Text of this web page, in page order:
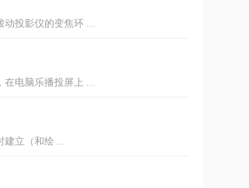
动投影仪的变焦环 ...
在电脑乐播投屏上 ...
建立（和绘 ...